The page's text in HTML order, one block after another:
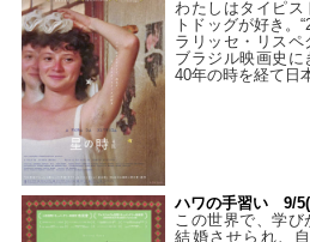
わたしはタイピス
トドッグが好き。
ラリッセ・リスペ
ブラジル映画史に
40年の時を経て⽇
ハワの手習い 9/5(
この世界で、学び
結婚させられ、